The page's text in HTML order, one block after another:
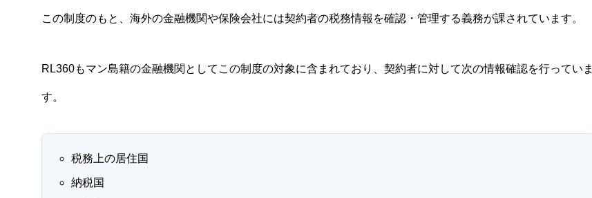
この制度のもと、海外の金融機関や保険会社には契約者の税務情報を確認・管理する義務が課されています。
RL360もマン島籍の金融機関としてこの制度の対象に含まれており、契約者に対して次の情報確認を行っていま
す。
税務上の居住国
納税国